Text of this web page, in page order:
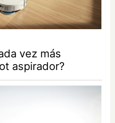
vez más
aspirador?